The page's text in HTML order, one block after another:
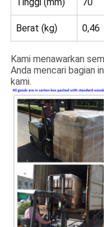
Berat (kg) 0,46
Kami menawarkan
Anda mencari bagian
kami.